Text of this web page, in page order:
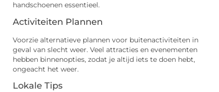
handschoenen essentieel.
Activiteiten Plannen
Voorzie alternatieve plannen voor buitenactiviteiten in
geval van slecht weer. Veel attracties en evenementen
hebben binnenopties, zodat je altijd iets te doen hebt,
ongeacht het weer.
Lokale Tips